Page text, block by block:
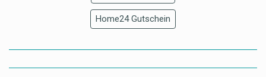
Home24 Gutschein